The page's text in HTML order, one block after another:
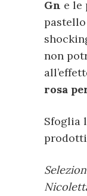
Gn e le
non
rosa
Sfoglia